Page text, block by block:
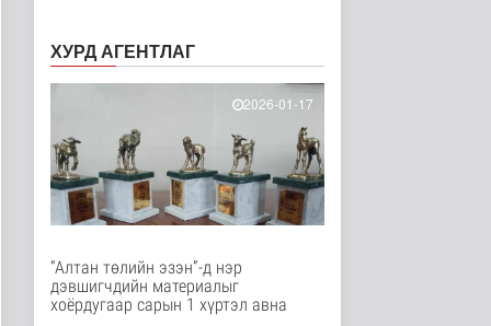
1 цаг 20 минутын өмнө
Хийлдэг завь, гудас,
хөвөгч тоглоом биш
2 цаг 36 минутын өмнө
Нийслэлийн цэцэрлэгт
хамрагдах I шатны
бүртгэл э..
2 цаг 47 минутын өмнө
Долоодугаар сард
ХУРД АГЕНТЛАГ
2026-01-17
“Алтан төлийн эзэн”-д нэр
дэвшигчдийн материалыг
хоёрдугаар сарын 1 хүртэл авна